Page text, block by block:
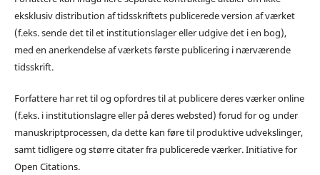
eksklusiv distribution af tidsskriftets publicerede version af værket
(f.eks. sende det til et institutionslager eller udgive det i en bog),
med en anerkendelse af værkets første publicering i nærværende
tidsskrift.
Forfattere har ret til og opfordres til at publicere deres værker online
(f.eks. i institutionslagre eller på deres websted) forud for og under
manuskriptprocessen, da dette kan føre til produktive udvekslinger,
samt tidligere og større citater fra publicerede værker. Initiative for
Open Citations.